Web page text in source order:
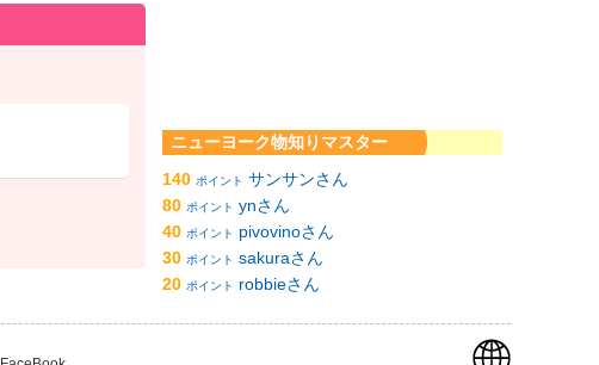
ニューヨーク物知りマスター
140 ポイント サンサンさん
80 ポイント ynさん
40 ポイント
pivovinoさん
30 ポイント sakuraさん
20 ポイント robbieさん